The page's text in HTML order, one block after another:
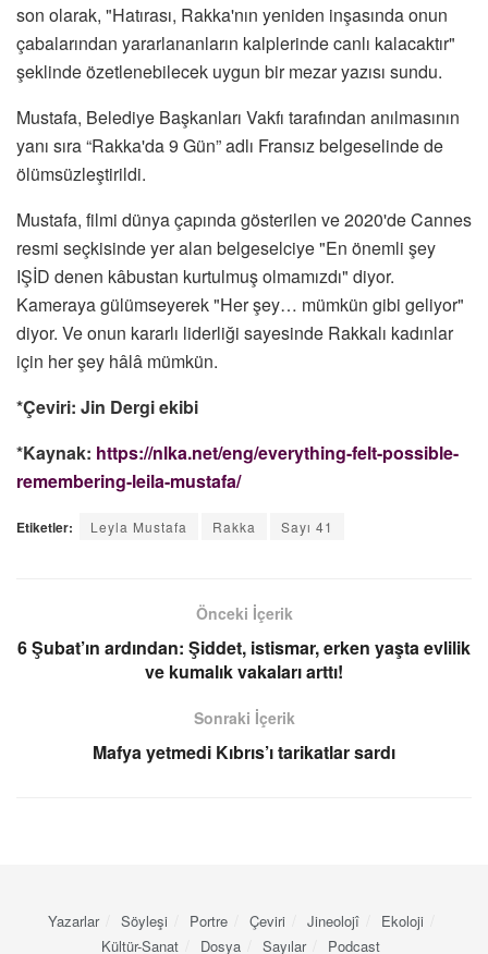
son olarak, "Hatırası, Rakka'nın yeniden inşasında onun
çabalarından yararlananların kalplerinde canlı kalacaktır"
şeklinde özetlenebilecek uygun bir mezar yazısı sundu.
Mustafa, Belediye Başkanları Vakfı tarafından anılmasının
yanı sıra “Rakka'da 9 Gün” adlı Fransız belgeselinde de
ölümsüzleştirildi.
Mustafa, filmi dünya çapında gösterilen ve 2020'de Cannes
resmi seçkisinde yer alan belgeselciye "En önemli şey
IŞİD denen kâbustan kurtulmuş olmamızdı" diyor.
Kameraya gülümseyerek "Her şey… mümkün gibi geliyor"
diyor. Ve onun kararlı liderliği sayesinde Rakkalı kadınlar
için her şey hâlâ mümkün.
*Çeviri: Jin Dergi ekibi
*Kaynak: https://nlka.net/eng/everything-felt-possible-
remembering-leila-mustafa/
Etiketler: Leyla Mustafa Rakka Sayı 41
Önceki İçerik
6 Şubat’ın ardından: Şiddet, istismar, erken yaşta evlilik
ve kumalık vakaları arttı!
Sonraki İçerik
Mafya yetmedi Kıbrıs’ı tarikatlar sardı
Yazarlar Söyleşi Portre Çeviri Jineolojî
Ekoloji
Kültür-Sanat
Dosya Sayılar Podcast